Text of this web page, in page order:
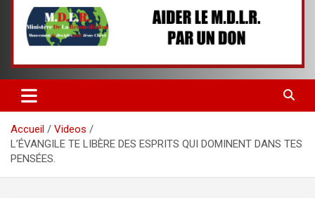
Accueil
Videos
L’ÉVANGILE TE LIBÈRE DES ESPRITS QUI DOMINENT DANS TES
PENSÉES.